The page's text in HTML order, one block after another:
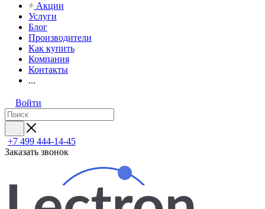
Акции
Услуги
Блог
Производители
Как купить
Компания
Контакты
...
Войти
+7 499 444-14-45
Заказать звонок